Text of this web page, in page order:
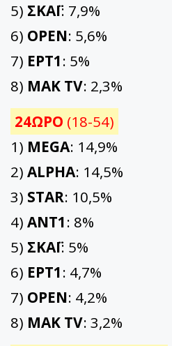
5) ΣΚΑΪ: 7,9%
6) OPEN: 5,6%
7) ΕΡΤ1: 5%
8) ΜΑΚ TV: 2,3%
24ΩΡΟ (18-54)
1) MEGA: 14,9%
2) ALPHA: 14,5%
3) STAR: 10,5%
4) ΑΝΤ1: 8%
5) ΣΚΑΪ: 5%
6) ΕΡΤ1: 4,7%
7) OPEN: 4,2%
8) ΜΑΚ TV: 3,2%